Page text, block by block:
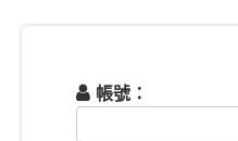
帳號：